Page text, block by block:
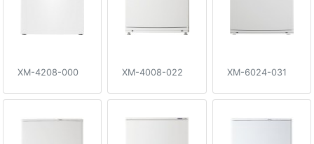
XM-4208-000 XM-4008-022 XM-6024-031